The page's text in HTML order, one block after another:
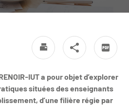
IUT a pour objet d’explorer
situées des enseignants
d’une filière régie par